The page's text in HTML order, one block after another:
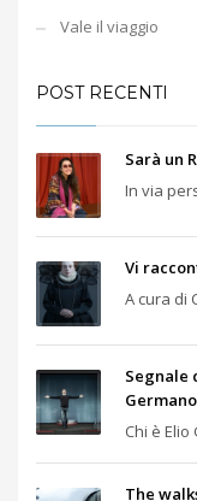
Vale il viaggio
POST RECENTI
Sarà un
In via
Vi
A cura di
Segnale
Germano
Chi è
The